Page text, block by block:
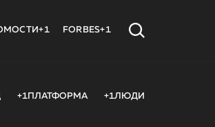
FORBES+1
+1ПЛАТФОРМА +1ЛЮДИ